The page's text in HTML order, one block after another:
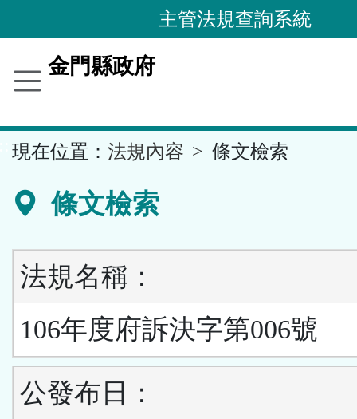
到
要
容
區
主管法規查詢系統
金門縣政府
現在位置： 法規內容 條文檢索
條文檢索
法規名稱：
106年度府訴決字第006號
公發布日：